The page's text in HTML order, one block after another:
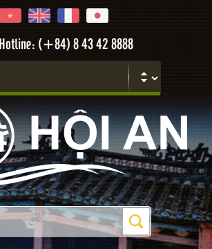
Hotline: (+84) 8 43 42 8888